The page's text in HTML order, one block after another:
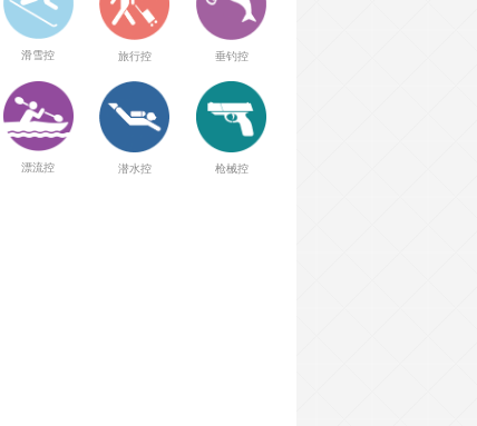
滑雪控 旅行控 垂钓控
漂流控 潜水控 枪械控